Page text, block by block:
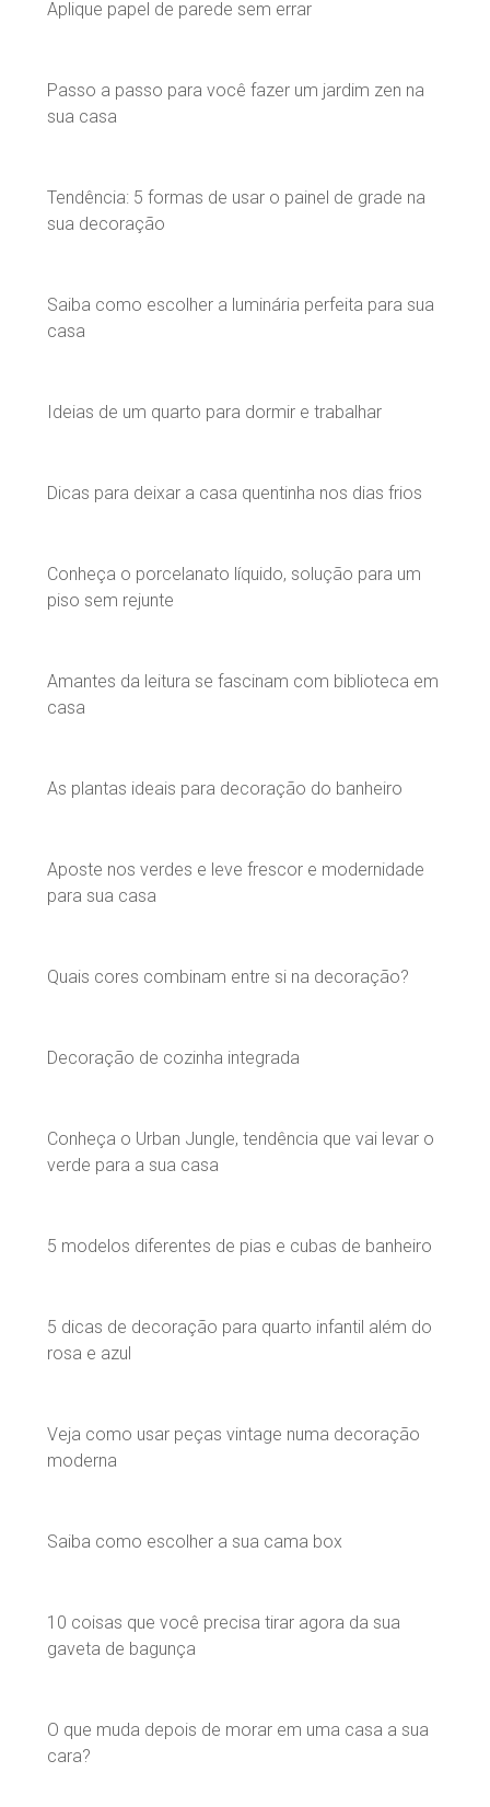
Aplique papel de parede sem errar
Passo a passo para você fazer um jardim zen na
sua casa
Tendência: 5 formas de usar o painel de grade na
sua decoração
Saiba como escolher a luminária perfeita para sua
casa
Ideias de um quarto para dormir e trabalhar
Dicas para deixar a casa quentinha nos dias frios
Conheça o porcelanato líquido, solução para um
piso sem rejunte
Amantes da leitura se fascinam com biblioteca em
casa
As plantas ideais para decoração do banheiro
Aposte nos verdes e leve frescor e modernidade
para sua casa
Quais cores combinam entre si na decoração?
Decoração de cozinha integrada
Conheça o Urban Jungle, tendência que vai levar o
verde para a sua casa
5 modelos diferentes de pias e cubas de banheiro
5 dicas de decoração para quarto infantil além do
rosa e azul
Veja como usar peças vintage numa decoração
moderna
Saiba como escolher a sua cama box
10 coisas que você precisa tirar agora da sua
gaveta de bagunça
O que muda depois de morar em uma casa a sua
cara?